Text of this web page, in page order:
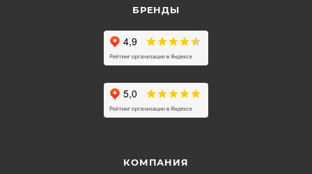
БРЕНДЫ
КОМПАНИЯ